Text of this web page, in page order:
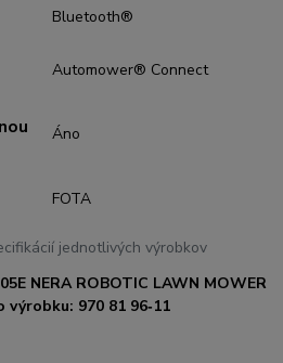
jednotlivých výrobkov
Bluetooth®
Automower® Connect
Áno
FOTA
NERA ROBOTIC LAWN MOWER
výrobku: 970 81 96‑11